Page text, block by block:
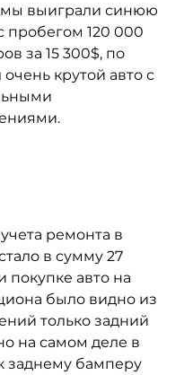
мы выиграли синюю
пробегом 120 000
за 15 300$, по
крутой авто с
ремонта в
в сумму 27
покупке авто на
было видно из
только задний
на самом деле в
заднему бамперу